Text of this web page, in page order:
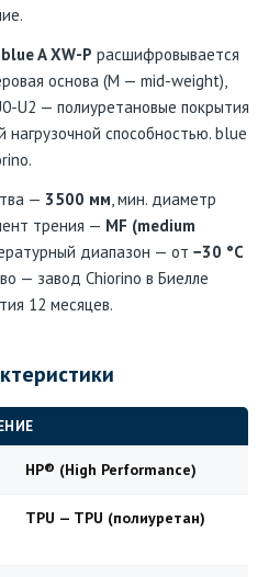
A XW-P расшифровывается
основа (M — mid-weight),
U2 — полиуретановые покрытия
нагрузочной способностью. blue
— 3500 мм, мин. диаметр
трения — MF (medium
диапазон — от −30 °C
— завод Chiorino в Биелле
12 месяцев.
HP® (High Performance)
TPU — TPU (полиуретан)